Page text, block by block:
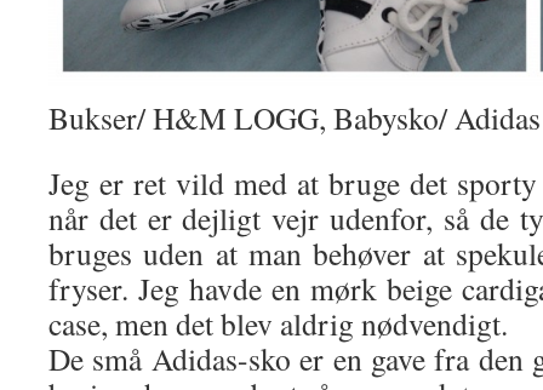
Bukser/ H&M LOGG, Babysko/ Adidas
Jeg er ret vild med at bruge det
når det er dejligt vejr udenfor, så de
bruges uden at man behøver at
fryser. Jeg havde en mørk beige
case, men det blev aldrig nødvendigt.
De små Adidas-sko er en gave fra